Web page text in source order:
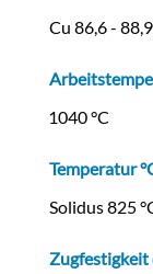
Cu 86,6 -
11040 °C
Temperatur
Solidus 825
Zugfestigkeit